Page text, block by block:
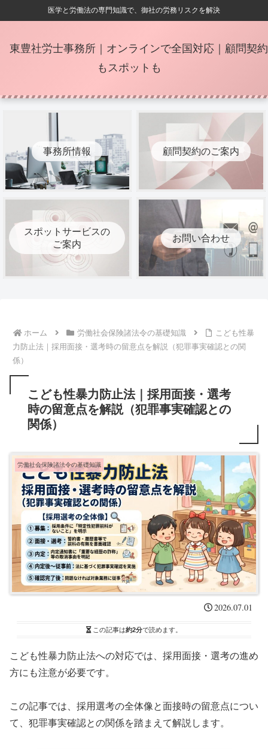
医学と労働法の専門知識で、御社の労務リスクを解決
東豊社労士事務所｜オンラインで全国対応｜顧問契約
もスポットも
事務所情報 顧問契約のご案内
スポットサービスの
ご案内
お問い合わせ
ホーム 労働社会保険諸法令の基礎知識
こども性暴
力防止法｜採用面接・選考時の留意点を解説（犯罪事実確認との関
係）
こども性暴力防止法｜採用面接・選考
時の留意点を解説（犯罪事実確認との
関係）
労働社会保険諸法令の基礎知識
2026.07.01
この記事は約2分で読めます。
こども性暴力防止法への対応では、採用面接・選考の進め
方にも注意が必要です。
この記事では、採用選考の全体像と面接時の留意点につい
て、犯罪事実確認との関係を踏まえて解説します。